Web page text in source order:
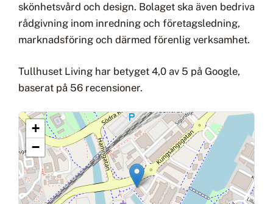
skönhetsvård och design. Bolaget ska även bedriva
rådgivning inom inredning och företagsledning,
marknadsföring och därmed förenlig verksamhet.
Tullhuset Living har betyget 4,0 av 5 på Google,
baserat på 56 recensioner.
+
−